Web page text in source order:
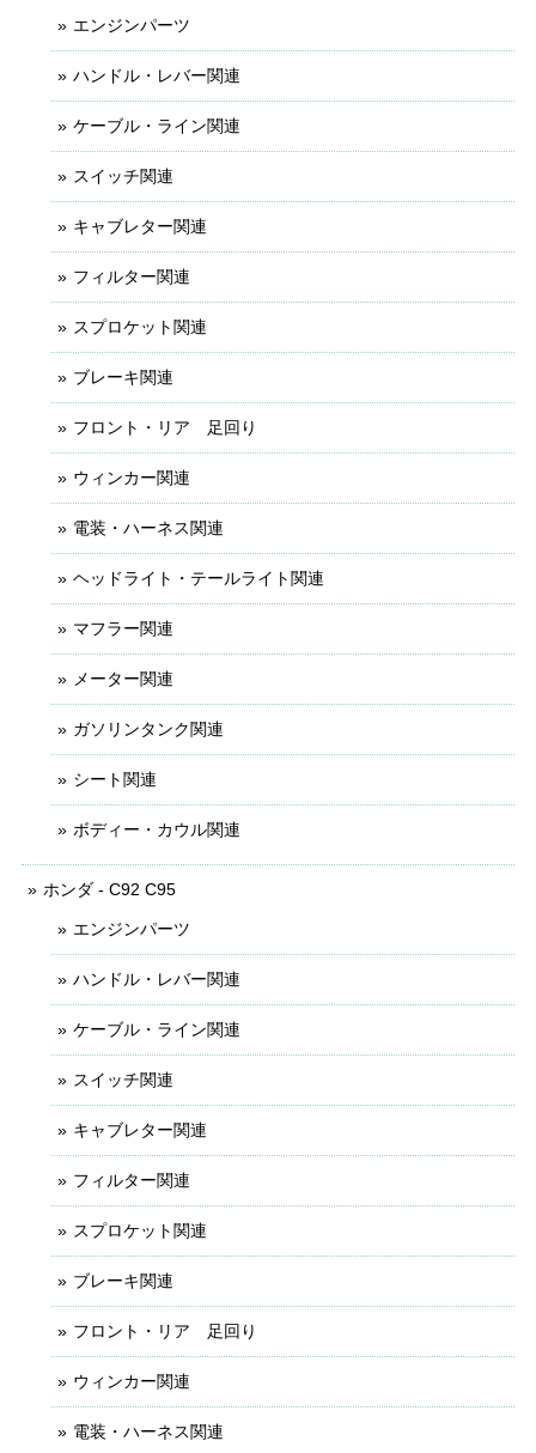
エンジンパーツ
ハンドル・レバー関連
ケーブル・ライン関連
スイッチ関連
キャブレター関連
フィルター関連
スプロケット関連
ブレーキ関連
フロント・リア 足回り
ウィンカー関連
電装・ハーネス関連
ヘッドライト・テールライト関連
マフラー関連
メーター関連
ガソリンタンク関連
シート関連
ボディー・カウル関連
ホンダ - C92 C95
エンジンパーツ
ハンドル・レバー関連
ケーブル・ライン関連
スイッチ関連
キャブレター関連
フィルター関連
スプロケット関連
ブレーキ関連
フロント・リア 足回り
ウィンカー関連
電装・ハーネス関連